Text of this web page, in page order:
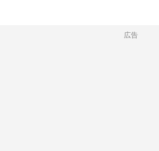
広告